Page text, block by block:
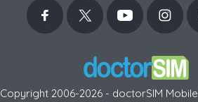
Copyright 2006-2026 - doctorSIM